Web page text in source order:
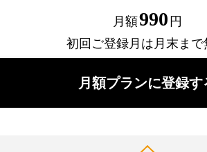
月額990 円
初回ご登録月は月末まで
月額プランに登録す